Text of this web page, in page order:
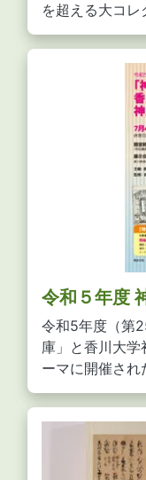
を超える大コ
令和５年度
令和5年度（第
庫」と香川大
ーマに開催され